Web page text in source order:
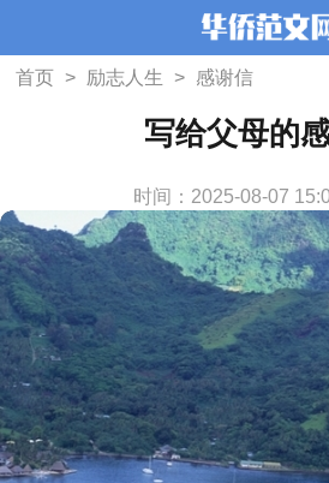
首页 > 励志人生 > 感谢信
写给父母的
时间：2025-08-07